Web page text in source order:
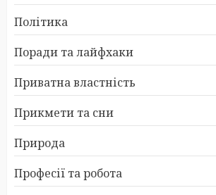
Політика
Поради та лайфхаки
Приватна властність
Прикмети та сни
Природа
Професії та робота